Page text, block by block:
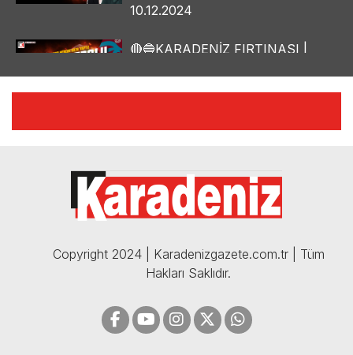
10.12.2024
🔴🔵KARADENİZ FIRTINASI |
🔴🔵KARADENİZ FIRTINASI |
05.12.2024
Copyright 2024 | Karadenizgazete.com.tr | Tüm
Hakları Saklıdır.